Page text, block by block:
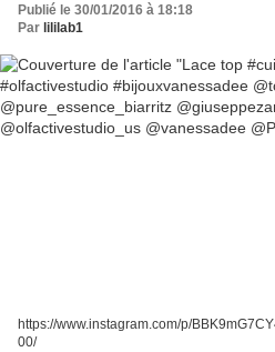
@vanessadee @Plage De
Publié le 30/01/2016 à 18:18
Par lililab1
https://www.instagram.com/p/
00/